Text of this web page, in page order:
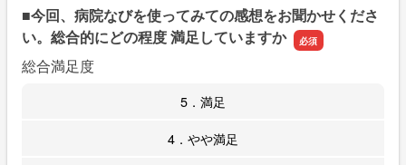
■今回、病院なびを使ってみての感想をお聞かせくださ
い。総合的にどの程度 満足していますか
総合満足度
5．満足
4．やや満足